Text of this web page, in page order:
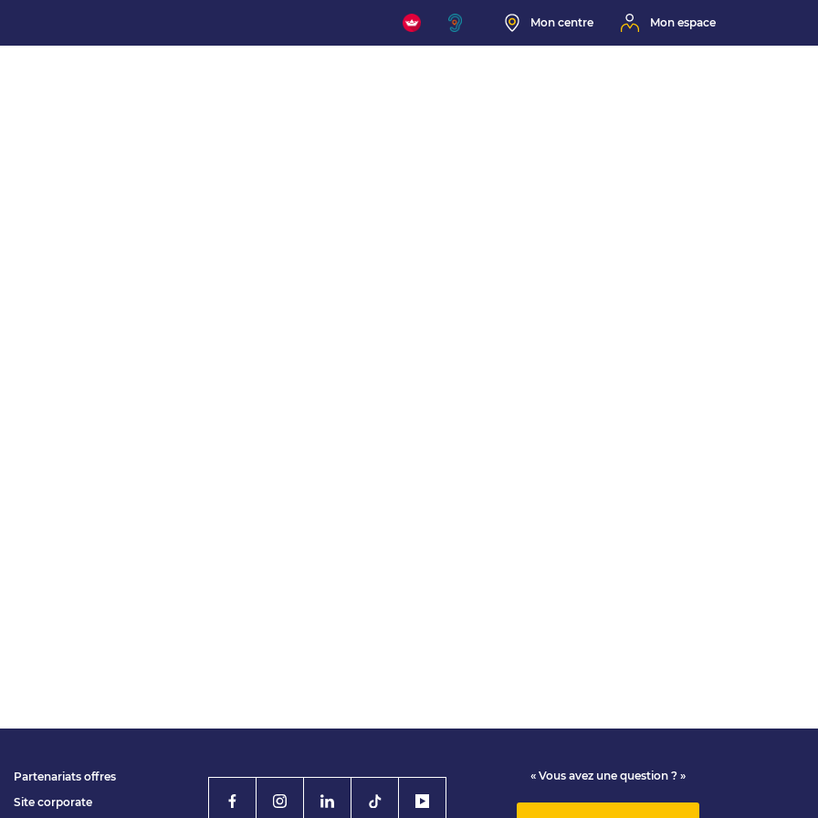
Mon centre Mon espace
Partenariats offres
Site corporate
« Vous avez une question ? »